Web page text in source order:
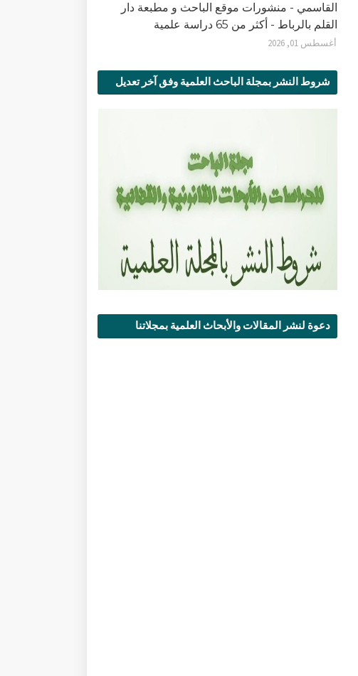
القاسمي - منشورات موقع الباحث و مطبعة دار
القلم بالرباط - أكثر من 65 دراسة علمية
أغسطس 01, 2026
شروط النشر بمجلة الباحث العلمية وفق آخر تعديل
دعوة لنشر المقالات والأبحاث العلمية بمجلاتنا